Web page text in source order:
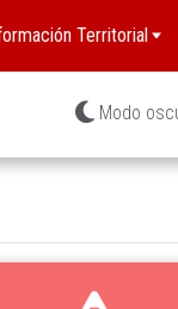
Territorial
Modo